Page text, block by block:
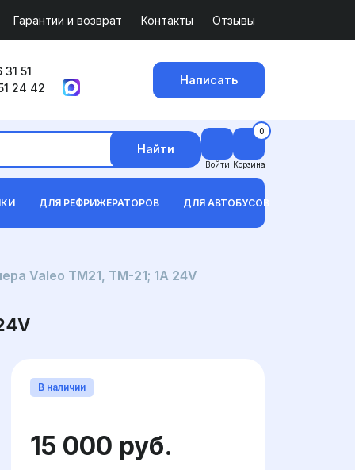
Гарантии и возврат Контакты Отзывы
51
24 42
Написать
Найти
Войти
0
Корзина
ДЛЯ РЕФРИЖЕРАТОРОВ ДЛЯ АВТОБУСОВ
Valeo TM21, TM-21; 1A 24V
В наличии
15 000 руб.